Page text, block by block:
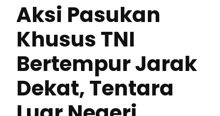
Aksi Pasukan
Khusus TNI
Bertempur Jarak
Dekat, Tentara